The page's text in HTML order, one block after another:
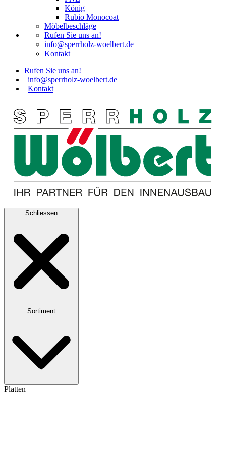
König
Rubio Monocoat
Möbelbeschläge
Rufen Sie uns an!
info@sperrholz-woelbert.de
Kontakt
Rufen Sie uns an!
info@sperrholz-woelbert.de
Kontakt
Schliessen
Sortiment
Platten